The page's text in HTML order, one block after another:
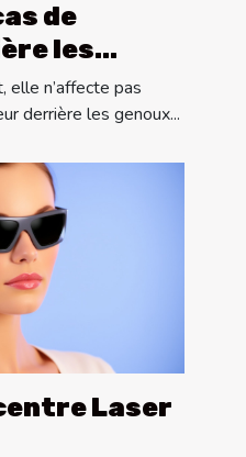
de
les
elle n’affecte pas
derrière les genoux...
Laser